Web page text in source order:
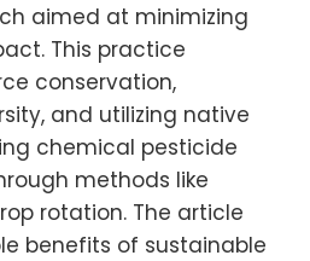
aimed at minimizing
This practice
conservation,
and utilizing native
chemical pesticide
methods like
rotation. The article
benefits of sustainable